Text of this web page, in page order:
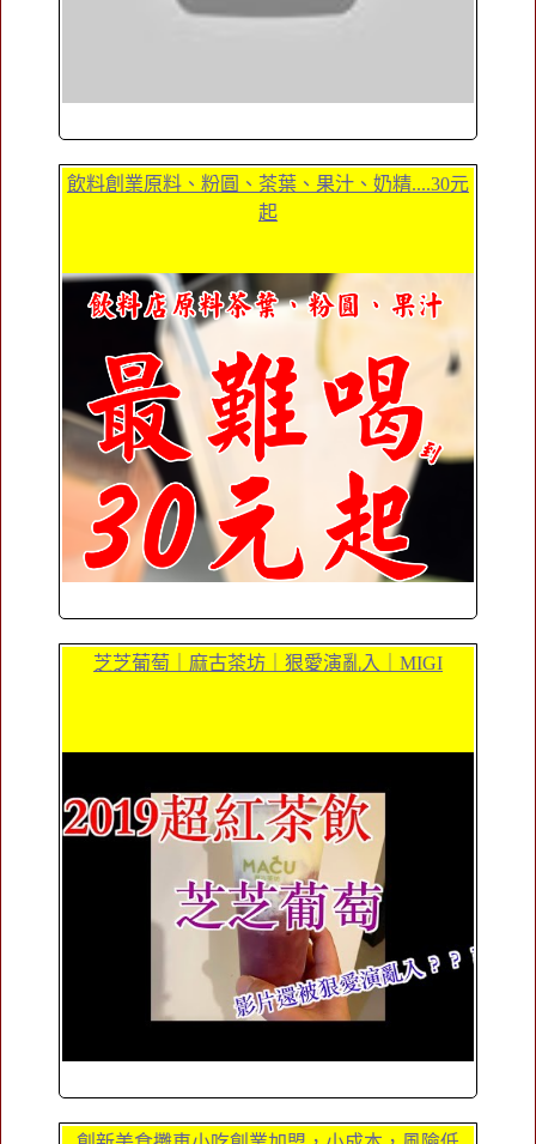
飲料創業原料、粉圓、茶葉、果汁、奶精....30元
起
芝芝葡萄｜麻古茶坊｜狠愛演亂入｜MIGI